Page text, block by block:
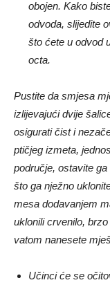
obojen. Kako
odvoda, slijedite
što ćete u odvod
octa.
Pustite da smjesa
izlijevajući dvije
osigurati čist i
ptičjeg izmeta,
područje, ostavite
što ga nježno
mesa dodavanjem
uklonili crvenilo,
vatom nanesete
Učinci će se